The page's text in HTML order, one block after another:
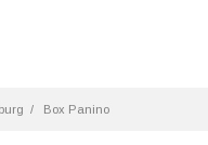
Box Panino